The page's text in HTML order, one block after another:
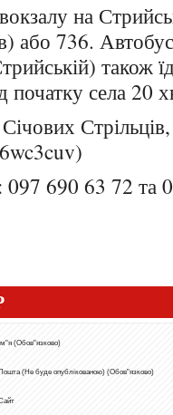
на
або 736.
також
початку села 20
690 63 72 та
(Обов"язково)
(Не буде опублікованою) (Обов"язково)